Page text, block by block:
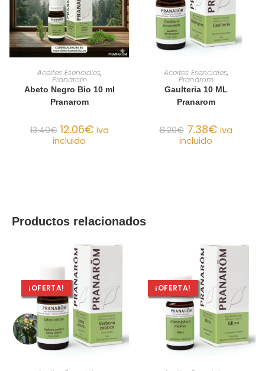
AÑADIR AL CARRITO
Aceites Esenciales,
Pranarom
Abeto Negro Bio 10 ml
Pranarom
13.40€ 12.06€ iva
incluido
AÑADIR AL CARRITO
Aceites Esenciales,
Pranarom
Gaulteria 10 ML
Pranarom
8.20€ 7.38€ iva
incluido
Productos relacionados
¡OFERTA! ¡OFERTA!